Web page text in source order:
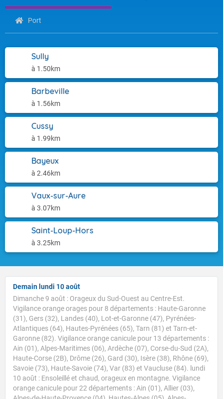
Port
Sully
à 1.50km
Barbeville
à 1.56km
Cussy
à 1.99km
Bayeux
à 2.46km
Vaux-sur-Aure
à 3.07km
Saint-Loup-Hors
à 3.25km
Demain lundi 10 août
Dimanche 9 août : Orageux du Sud-Ouest au Centre-Est.
Vigilance orange orages pour 8 départements : Haute-Garonne
(31), Gers (32), Landes (40), Lot-et-Garonne (47), Pyrénées-
Atlantiques (64), Hautes-Pyrénées (65), Tarn (81) et Tarn-et-
Garonne (82). Vigilance orange canicule pour 13 départements :
Ain (01), Alpes-Maritimes (06), Ardèche (07), Corse-du-Sud (2A),
Haute-Corse (2B), Drôme (26), Gard (30), Isère (38), Rhône (69),
Savoie (73), Haute-Savoie (74), Var (83) et Vaucluse (84). lundi
10 août : Ensoleillé et chaud, orageux en montagne. Vigilance
orange canicule pour 22 départements : Ain (01), Allier (03),